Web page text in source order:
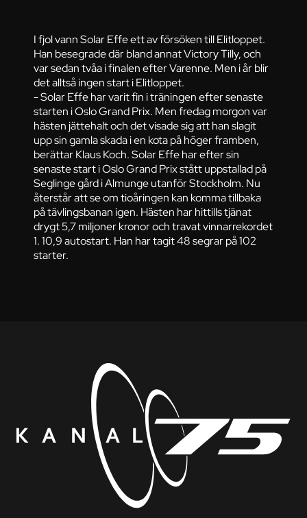
I fjol vann Solar Effe ett av försöken till Elitloppet.
Han besegrade där bland annat Victory Tilly, och
var sedan tvåa i finalen efter Varenne. Men i år blir
det alltså ingen start i Elitloppet.
- Solar Effe har varit fin i träningen efter senaste
starten i Oslo Grand Prix. Men fredag morgon var
hästen jättehalt och det visade sig att han slagit
upp sin gamla skada i en kota på höger framben,
berättar Klaus Koch. Solar Effe har efter sin
senaste start i Oslo Grand Prix stått uppstallad på
Seglinge gård i Almunge utanför Stockholm. Nu
återstår att se om tioåringen kan komma tillbaka
på tävlingsbanan igen. Hästen har hittills tjänat
drygt 5,7 miljoner kronor och travat vinnarrekordet
1. 10,9 autostart. Han har tagit 48 segrar på 102
starter.